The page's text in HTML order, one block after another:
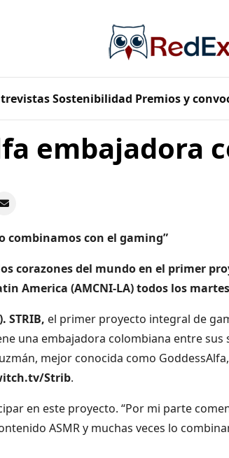
Sostenibilidad Premios y
embajadora
combinamos con el gaming”
corazones del mundo en el primer
America (AMCNI-LA) todos los
STRIB, el primer proyecto integral de
una embajadora colombiana entre sus
mejor conocida como
Strib.
en este proyecto. “Por mi parte
ASMR y muchas veces lo